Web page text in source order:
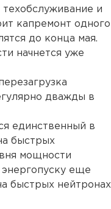
техобслуживание и
капремонт одного
до конца мая.
начнется уже
дважды в
единственный в
быстрых
мощности
еще
быстрых нейтронах